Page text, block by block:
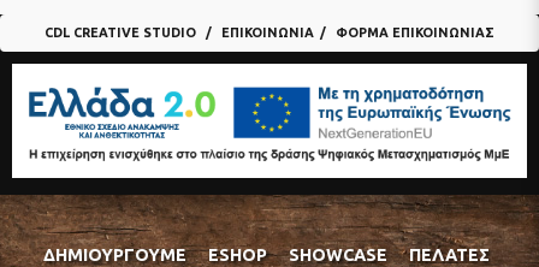
CDL CREATIVE STUDIO ΕΠΙΚΟΙΝΩΝΊΑ ΦΌΡΜΑ ΕΠΙΚΟΙΝΩΝΊΑΣ
ΔΗΜΙΟΥΡΓΟΎΜΕ ESHOP SHOWCASE
ΠΕΛΆΤΕΣ